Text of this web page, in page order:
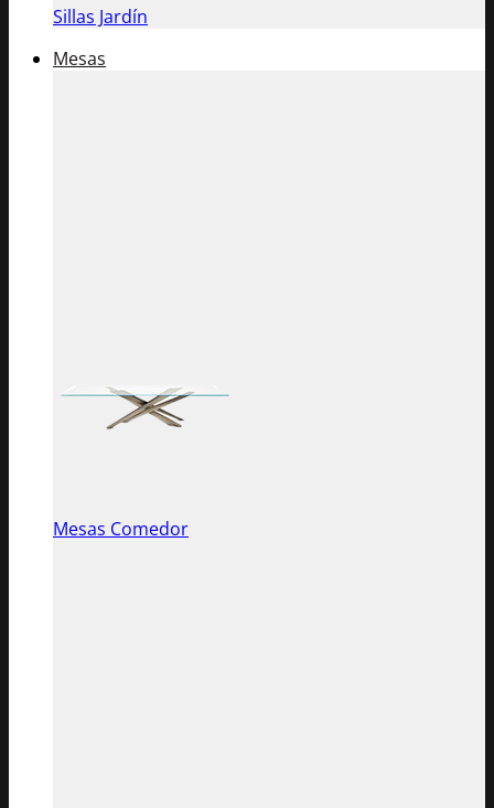
Sillas Jardín
Mesas
Mesas Comedor